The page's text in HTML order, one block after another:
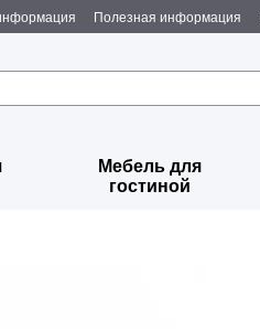
Полезная информация
Мебель для
гостиной